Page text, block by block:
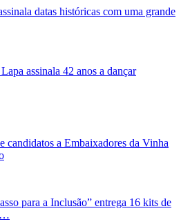
datas históricas com uma grande
assinala 42 anos a dançar
candidatos a Embaixadores da Vinha
para a Inclusão” entrega 16 kits de